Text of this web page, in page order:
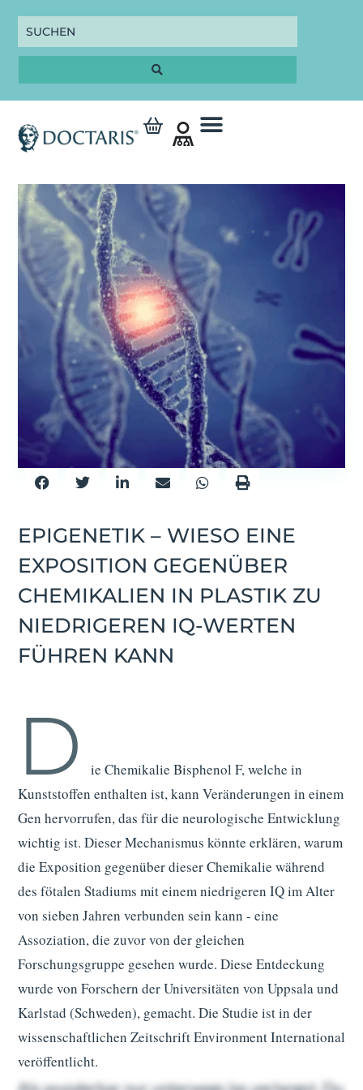
EPIGENETIK – WIESO EINE
EXPOSITION GEGENÜBER
CHEMIKALIEN IN PLASTIK ZU
NIEDRIGEREN IQ-WERTEN
FÜHREN KANN
D
ie Chemikalie Bisphenol F, welche in
Kunststoffen enthalten ist, kann Veränderungen in einem
Gen hervorrufen, das für die neurologische Entwicklung
wichtig ist. Dieser Mechanismus könnte erklären, warum
die Exposition gegenüber dieser Chemikalie während
des fötalen Stadiums mit einem niedrigeren IQ im Alter
von sieben Jahren verbunden sein kann - eine
Assoziation, die zuvor von der gleichen
Forschungsgruppe gesehen wurde. Diese Entdeckung
wurde von Forschern der Universitäten von Uppsala und
Karlstad (Schweden), gemacht. Die Studie ist in der
wissenschaftlichen Zeitschrift Environment International
veröffentlicht.